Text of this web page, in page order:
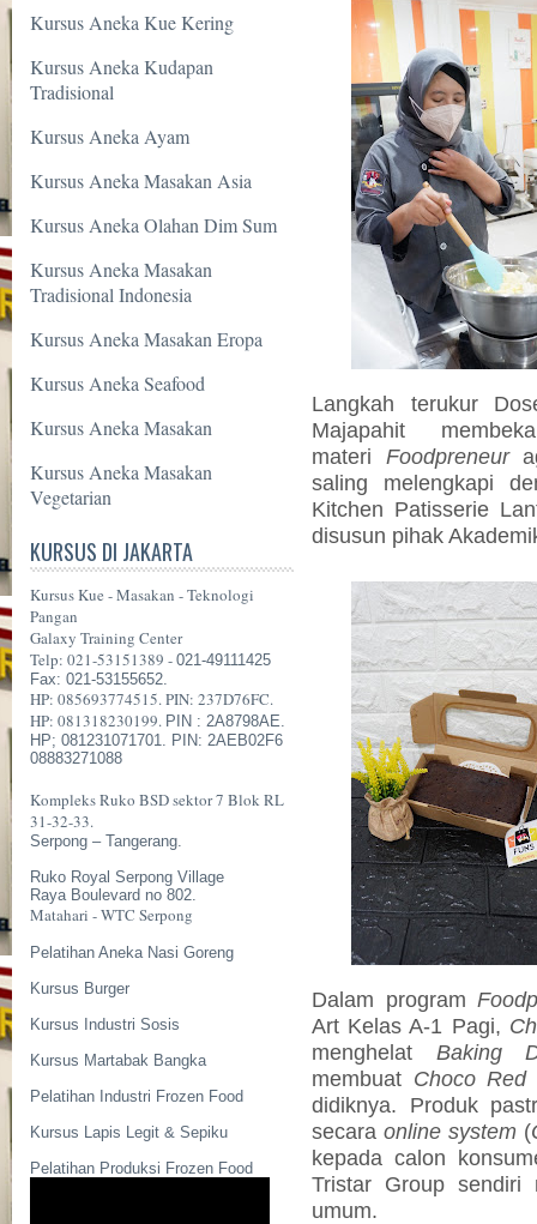
Kursus Aneka Kue Kering
Kursus Aneka Kudapan
Tradisional
Kursus Aneka Ayam
Kursus Aneka Masakan Asia
Kursus Aneka Olahan Dim Sum
Kursus Aneka Masakan
Tradisional Indonesia
Kursus Aneka Masakan Eropa
Kursus Aneka Seafood
Kursus Aneka Masakan
Kursus Aneka Masakan
Vegetarian
KURSUS DI JAKARTA
Kursus Kue - Masakan - Teknologi
Pangan
Galaxy Training Center
Telp: 021-53151389 - 021-49111425
Fax: 021-53155652.
HP: 085693774515. PIN: 237D76FC.
HP: 081318230199. PIN : 2A8798AE.
HP; 081231071701. PIN: 2AEB02F6
08883271088
Kompleks Ruko BSD sektor 7 Blok RL
31-32-33.
Serpong – Tangerang.
Ruko Royal Serpong Village
Raya Boulevard no 802.
Matahari - WTC Serpong
Pelatihan Aneka Nasi Goreng
Kursus Burger
Kursus Industri Sosis
Kursus Martabak Bangka
Pelatihan Industri Frozen Food
Kursus Lapis Legit & Sepiku
Pelatihan Produksi Frozen Food
Langkah terukur
Majapahit
materi Foodpreneur
saling melengkapi
Kitchen Patisserie
disusun pihak
Dalam program
Art Kelas A-1 Pagi,
menghelat Baking
membuat Choco Red
didiknya. Produk
secaraonline system (
kepada calon
Tristar Group sendiri
umum.